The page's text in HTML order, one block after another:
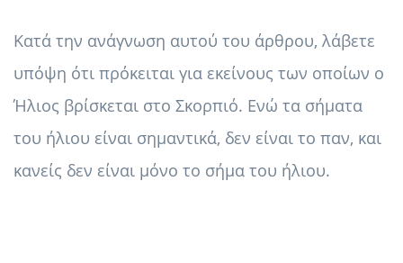
Κατά την ανάγνωση αυτού του άρθρου, λάβετε
υπόψη ότι πρόκειται για εκείνους των οποίων ο
Ήλιος βρίσκεται στο Σκορπιό. Ενώ τα σήματα
του ήλιου είναι σημαντικά, δεν είναι το παν, και
κανείς δεν είναι μόνο το σήμα του ήλιου.